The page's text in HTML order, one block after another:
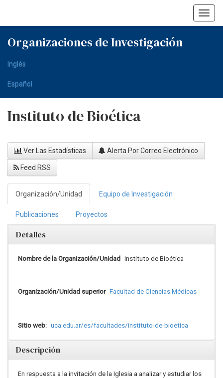
Organizaciones de Investigación
Inglés
Español
Instituto de Bioética
Ver Las Estadísticas Alerta Por Correo Electrónico
Feed RSS
Organización/Unidad Equipo de Investigación
Publicaciones Proyectos
Detalles
Nombre de la Organización/Unidad Instituto de Bioética
Organización/Unidad superior Facultad de Ciencias Médicas
Sitio web: uca.edu.ar/es/facultades/instituto-de-bioetica
Descripción
En respuesta a la invitación de la Iglesia a analizar y estudiar los